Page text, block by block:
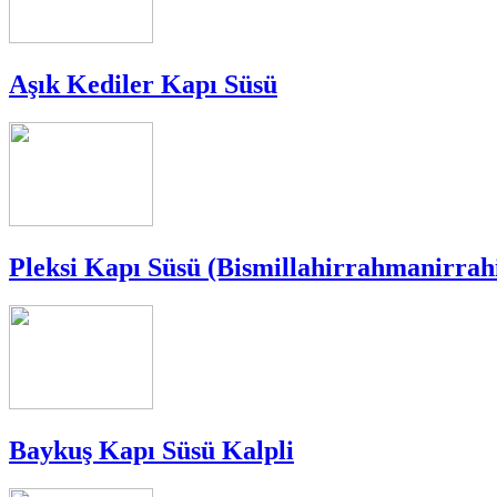
Aşık Kediler Kapı Süsü
Pleksi Kapı Süsü
Baykuş Kapı Süsü Kalpli